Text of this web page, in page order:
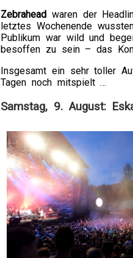
Zebrahead waren der
letztes Wochenende
Publikum war wild und
besoffen zu sein – das
Insgesamt ein sehr toller
Tagen noch mitspielt …
Samstag, 9. August: